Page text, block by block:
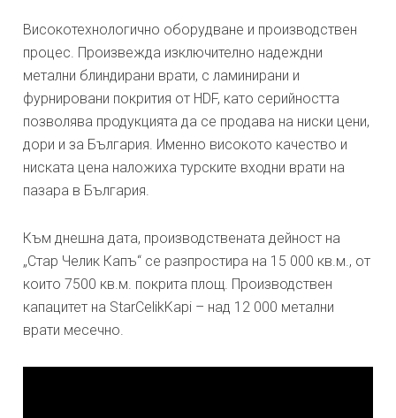
Високотехнологично оборудване и производствен
процес. Произвежда изключително надеждни
метални блиндирани врати, с ламинирани и
фурнировани покрития от HDF, като серийността
позволява продукцията да се продава на ниски цени,
дори и за България. Именно високото качество и
ниската цена наложиха турските входни врати на
пазара в България.
Към днешна дата, производствената дейност на
„Стар Челик Капъ“ се разпростира на 15 000 кв.м., от
които 7500 кв.м. покрита площ. Производствен
капацитет на StarCelikKapi – над 12 000 метални
врати месечно.